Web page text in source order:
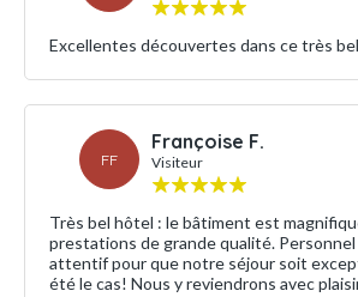
Excellentes découvertes dans ce très
FF
Françoise F.
Visiteur
Très bel hôtel : le bâtiment est magnifique
prestations de grande qualité. Personnel charmant et
attentif pour que notre séjour soit exceptionnel , et cela a
été le cas! Nous y reviendrons avec